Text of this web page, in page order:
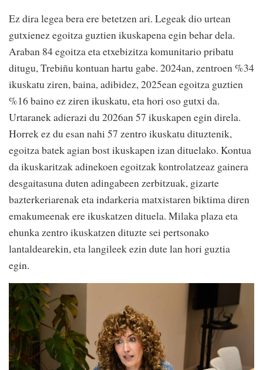
Ez dira legea bera ere betetzen ari. Legeak dio urtean
gutxienez egoitza guztien ikuskapena egin behar dela.
Araban 84 egoitza eta etxebizitza komunitario pribatu
ditugu, Trebiñu kontuan hartu gabe. 2024an, zentroen %34
ikuskatu ziren, baina, adibidez, 2025ean egoitza guztien
%16 baino ez ziren ikuskatu, eta hori oso gutxi da.
Urtaranek adierazi du 2026an 57 ikuskapen egin direla.
Horrek ez du esan nahi 57 zentro ikuskatu dituztenik,
egoitza batek agian bost ikuskapen izan dituelako. Kontua
da ikuskaritzak adinekoen egoitzak kontrolatzeaz gainera
desgaitasuna duten adingabeen zerbitzuak, gizarte
bazterkeriarenak eta indarkeria matxistaren biktima diren
emakumeenak ere ikuskatzen dituela. Milaka plaza eta
ehunka zentro ikuskatzen dituzte sei pertsonako
lantaldearekin, eta langileek ezin dute lan hori guztia
egin.